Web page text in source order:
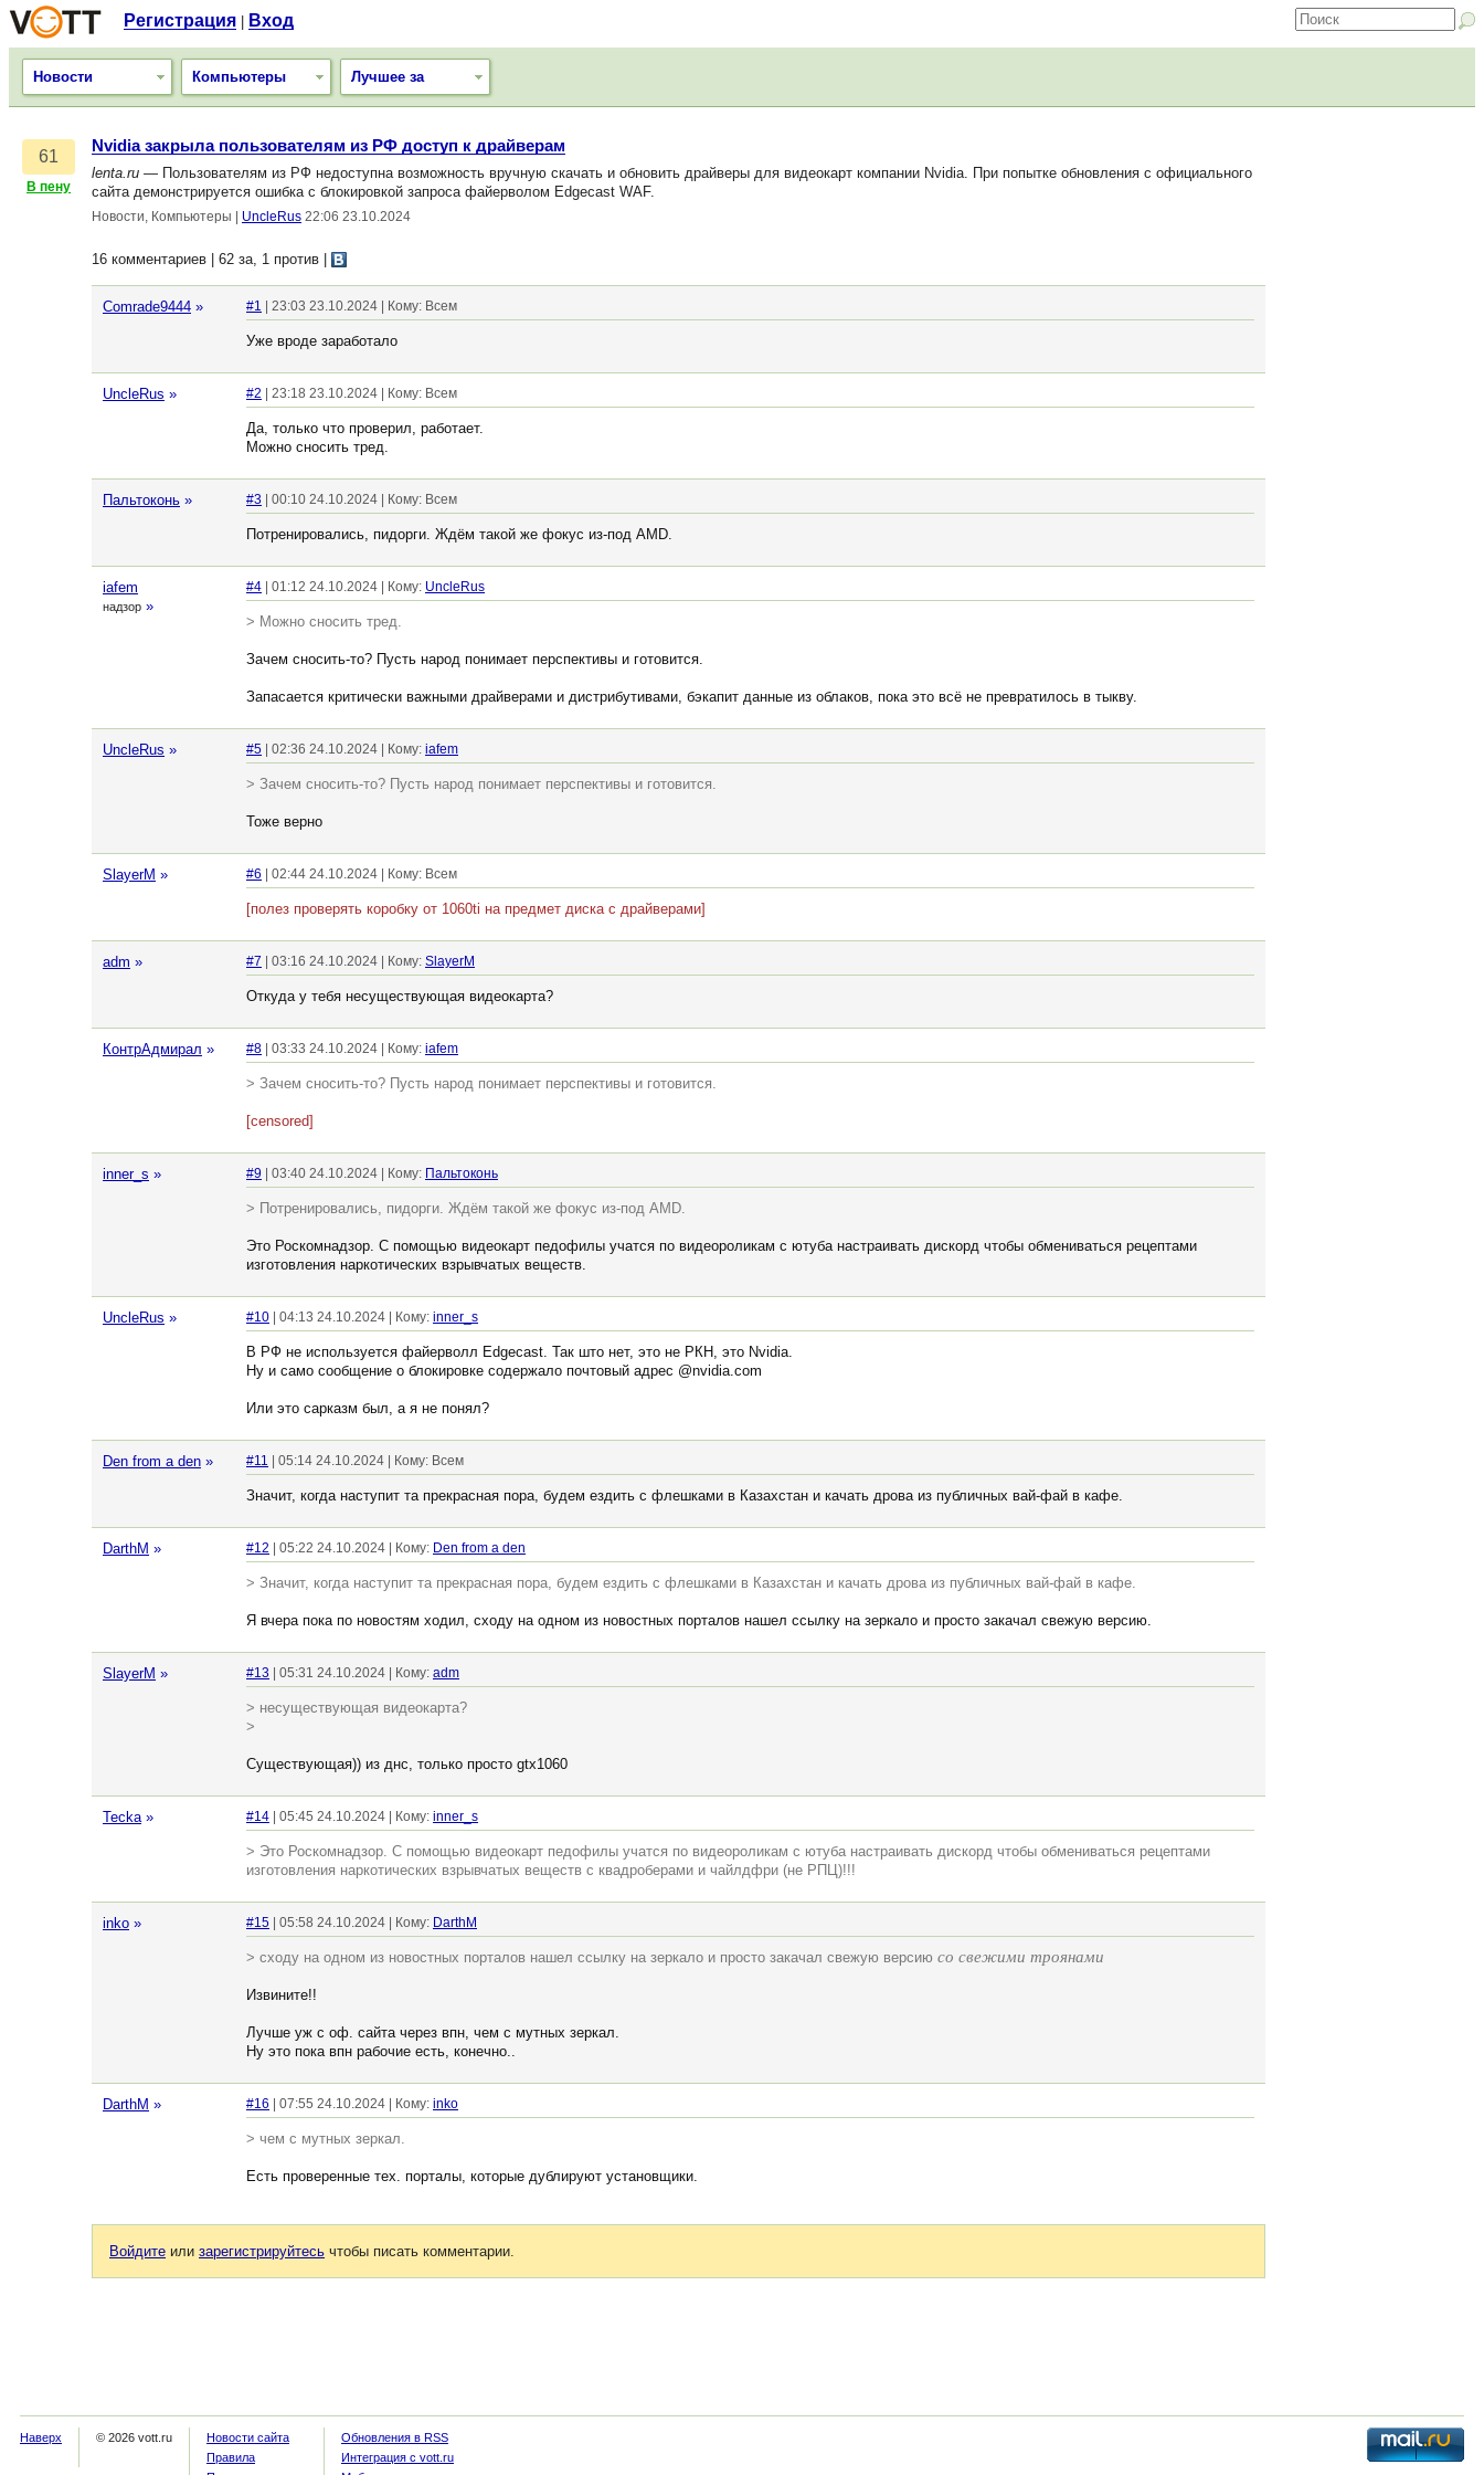
Регистрация Вход
Новости Компьютеры Лучшее за
61
В пену
Nvidia закрыла пользователям из РФ доступ к драйверам
lenta.ru — Пользователям из РФ недоступна возможность вручную скачать и обновить драйверы для видеокарт компании Nvidia. При попытке обновления с официального
сайта демонстрируется ошибка с блокировкой запроса файерволом Edgecast WAF.
Новости, Компьютеры UncleRus 22:06 23.10.2024
16 комментариев | 62 за, 1 против
Comrade9444 » #1 | 23:03 23.10.2024 | Кому: Всем
Уже вроде заработало
UncleRus » #2 | 23:18 23.10.2024 | Кому: Всем
Да, только что проверил, работает.
Можно сносить тред.
Пальтоконь » #3 | 00:10 24.10.2024 | Кому: Всем
Потренировались, пидорги. Ждём такой же фокус из-под AMD.
iafem
надзор »
#4 | 01:12 24.10.2024 | Кому: UncleRus
> Можно сносить тред.
Зачем сносить-то? Пусть народ понимает перспективы и готовится.
Запасается критически важными драйверами и дистрибутивами, бэкапит данные из облаков, пока это всё не превратилось в тыкву.
UncleRus » #5 | 02:36 24.10.2024 | Кому: iafem
> Зачем сносить-то? Пусть народ понимает перспективы и готовится.
Тоже верно
SlayerM » #6 | 02:44 24.10.2024 | Кому: Всем
[полез проверять коробку от 1060ti на предмет диска с драйверами]
adm » #7 | 03:16 24.10.2024 | Кому: SlayerM
Откуда у тебя несуществующая видеокарта?
КонтрАдмирал » #8 | 03:33 24.10.2024 | Кому: iafem
> Зачем сносить-то? Пусть народ понимает перспективы и готовится.
[censored]
inner_s » #9 | 03:40 24.10.2024 | Кому: Пальтоконь
> Потренировались, пидорги. Ждём такой же фокус из-под AMD.
Это Роскомнадзор. С помощью видеокарт педофилы учатся по видеороликам с ютуба настраивать дискорд чтобы обмениваться рецептами
изготовления наркотических взрывчатых веществ.
UncleRus » #10 | 04:13 24.10.2024 | Кому: inner_s
В РФ не используется файерволл Edgecast. Так што нет, это не РКН, это Nvidia.
Ну и само сообщение о блокировке содержало почтовый адрес @nvidia.com
Или это сарказм был, а я не понял?
Den from a den » #11 | 05:14 24.10.2024 | Кому: Всем
Значит, когда наступит та прекрасная пора, будем ездить с флешками в Казахстан и качать дрова из публичных вай-фай в кафе.
DarthM » #12 | 05:22 24.10.2024 | Кому: Den from a den
> Значит, когда наступит та прекрасная пора, будем ездить с флешками в Казахстан и качать дрова из публичных вай-фай в кафе.
Я вчера пока по новостям ходил, сходу на одном из новостных порталов нашел ссылку на зеркало и просто закачал свежую версию.
SlayerM » #13 | 05:31 24.10.2024 | Кому: adm
> несуществующая видеокарта?
>
Существующая)) из днс, только просто gtx1060
Tecka » #14 | 05:45 24.10.2024 | Кому: inner_s
> Это Роскомнадзор. С помощью видеокарт педофилы учатся по видеороликам с ютуба настраивать дискорд чтобы обмениваться рецептами
изготовления наркотических взрывчатых веществ с квадроберами и чайлдфри (не РПЦ)!!!
inko » #15 | 05:58 24.10.2024 | Кому: DarthM
> сходу на одном из новостных порталов нашел ссылку на зеркало и просто закачал свежую версию со свежими троянами
Извините!!
Лучше уж с оф. сайта через впн, чем с мутных зеркал.
Ну это пока впн рабочие есть, конечно..
DarthM » #16 | 07:55 24.10.2024 | Кому: inko
> чем с мутных зеркал.
Есть проверенные тех. порталы, которые дублируют установщики.
Войдите или зарегистрируйтесь чтобы писать комментарии.
Наверх © 2026 vott.ru
Новости сайта
Правила
Обновления в RSS
Интеграция с vott.ru